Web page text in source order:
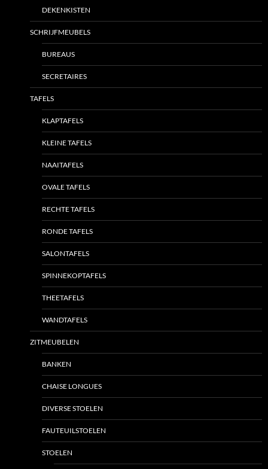
DEKENKISTEN
SCHRIJFMEUBELS
BUREAUS
SECRETAIRES
TAFELS
KLAPTAFELS
KLEINE TAFELS
NAAITAFELS
OVALE TAFELS
RECHTE TAFELS
RONDE TAFELS
SALONTAFELS
SPINNEKOPTAFELS
THEETAFELS
WANDTAFELS
ZITMEUBELEN
BANKEN
CHAISE LONGUES
DIVERSE STOELEN
FAUTEUILSTOELEN
STOELEN